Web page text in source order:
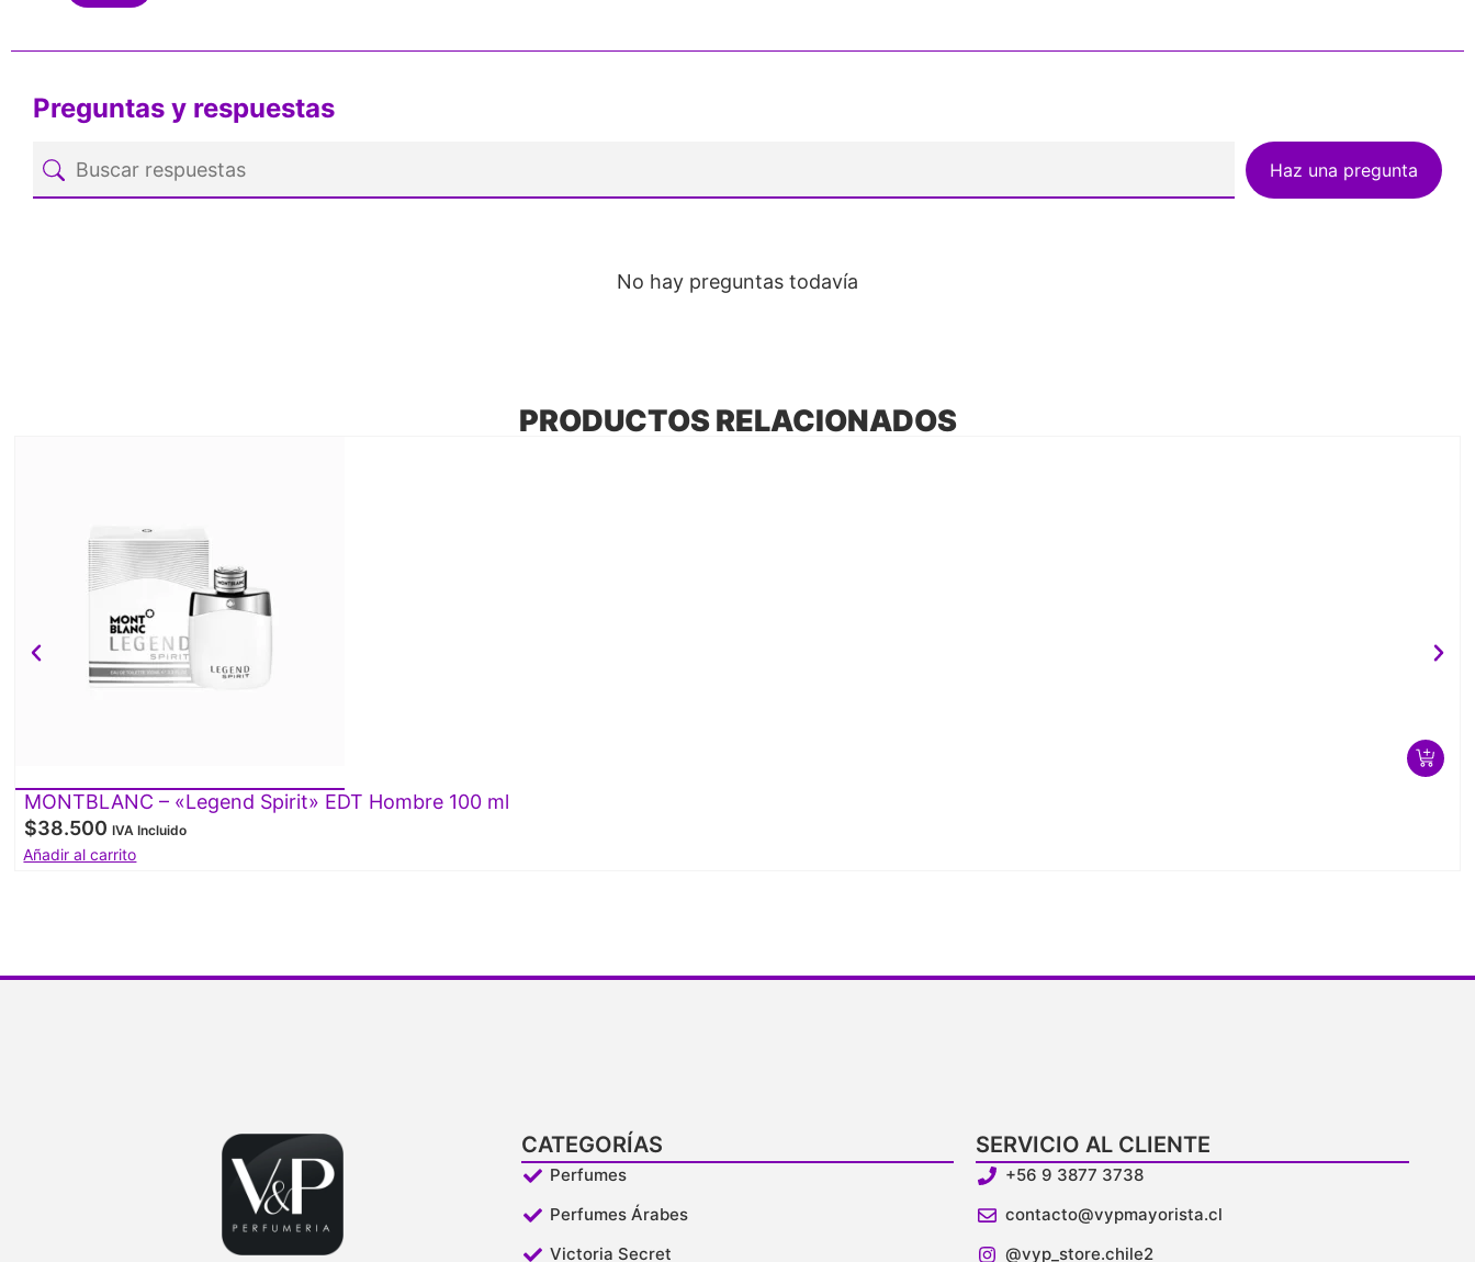
Preguntas y respuestas
Haz una pregunta
No hay preguntas todavía
PRODUCTOS RELACIONADOS
MONTBLANC – «Legend Spirit» EDT Hombre 100 ml
$38.500 IVA Incluido
Añadir al carrito
CATEGORÍAS
Perfumes
Perfumes Árabes
Victoria Secret
SERVICIO AL CLIENTE
+56 9 3877 3738
contacto@vypmayorista.cl
@vyp_store.chile2